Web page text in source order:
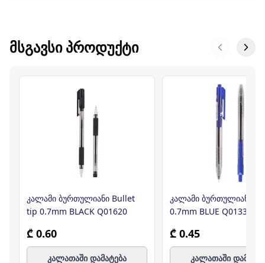
ᲛᲡᲒᲐᲕᲡᲘ ᲞᲠᲝᲓᲣᲥᲢᲘ
კალამი ბურთულიანი Bullet
tip 0.7mm BLACK Q01620
₾ 0.60
კალათაში დამატება
კალამი ბურთულიანი
0.7mm BLUE
₾ 0.45
კალათაში